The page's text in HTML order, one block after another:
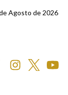
Agosto de 2026